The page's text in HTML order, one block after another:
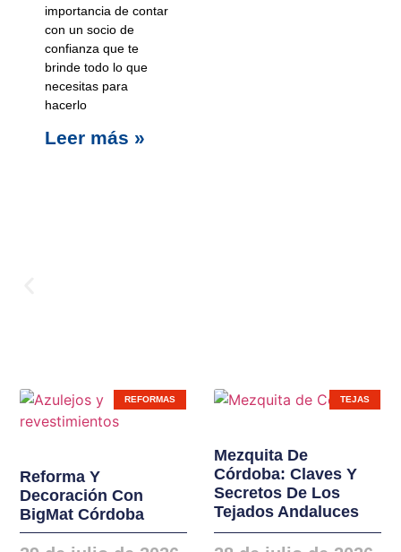
importancia de contar
con un socio de
confianza que te
brinde todo lo que
necesitas para
hacerlo
Leer más »
Ampliamos líneas de
productos en nuestras
instalaciones. Nuevas
gamas de ventanas,
REFORMAS
Reforma Y
Decoración Con
BigMat Córdoba
TEJAS
Mezquita De
Córdoba: Claves Y
Secretos De Los
Tejados Andaluces